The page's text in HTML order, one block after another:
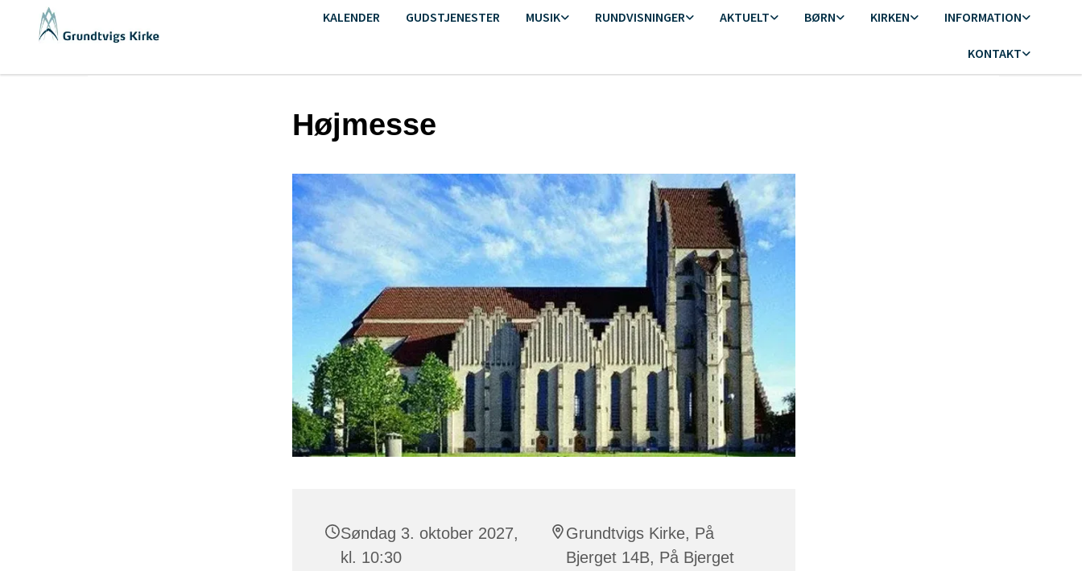
KALENDER GUDSTJENESTER MUSIK RUNDVISNINGER AKTUELT BØRN KIRKEN INFORMATION
KONTAKT
Højmesse
Søndag 3. oktober 2027,
kl. 10:30
Grundtvigs Kirke, På
Bjerget 14B, På Bjerget